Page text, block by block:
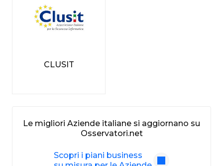
Le migliori Aziende italiane si aggiornano su
Osservatori.net
Scopri i piani business
CLUSIT